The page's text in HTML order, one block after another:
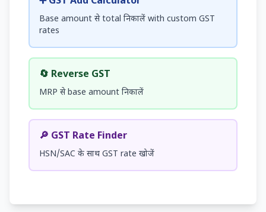
Base amount से total निकालें with custom GST
rates
🔄 Reverse GST
MRP से base amount निकालें
🔎 GST Rate Finder
HSN/SAC के साथ GST rate खोजें